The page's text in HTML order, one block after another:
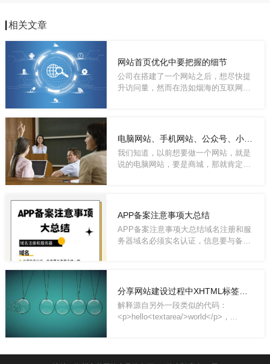
相关文章
网站首页优化中要把握的细节
公司在搭建了一个网站之后，想尽快提
升访问量，然而在浩如烟海的互联网
我们知道，以前想要做一个网站，就是
说的电脑网站，要是商城，那就肯定是
APP备案注意事项大总结
APP备案注意事项大总结域名注册和服
务器域名必须实名认证，信息要与备案
解释源自另外一段类似的代码：
<p>hello<textarea/>world</p>，...